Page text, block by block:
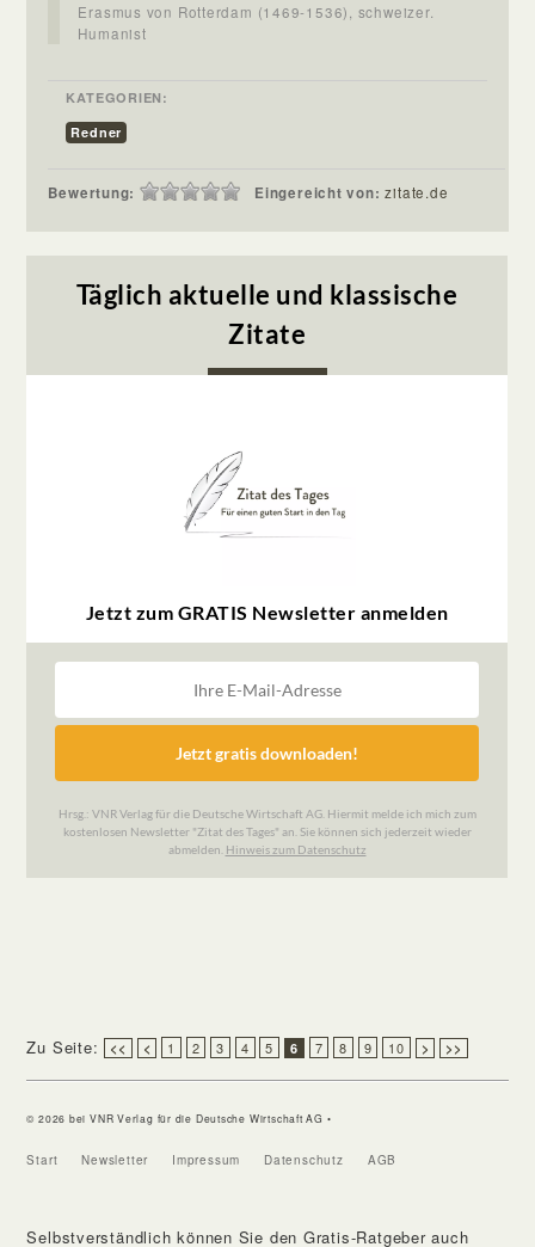
Erasmus von Rotterdam (1469-1536), schweizer.
Humanist
KATEGORIEN:
Redner
Bewertung: Eingereicht von:zitate.de
Zu Seite: << < 1 2 3 4 5 6 7 8 9 10 > >>
© 2026 bei VNR Verlag für die Deutsche Wirtschaft AG •
Start Newsletter Impressum Datenschutz AGB
Selbstverständlich können Sie den Gratis-Ratgeber auch